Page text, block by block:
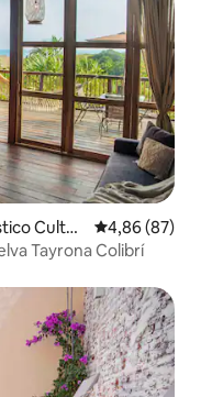
Cultur
Évaluation
4,86 (87)
Tayrona Colibrí